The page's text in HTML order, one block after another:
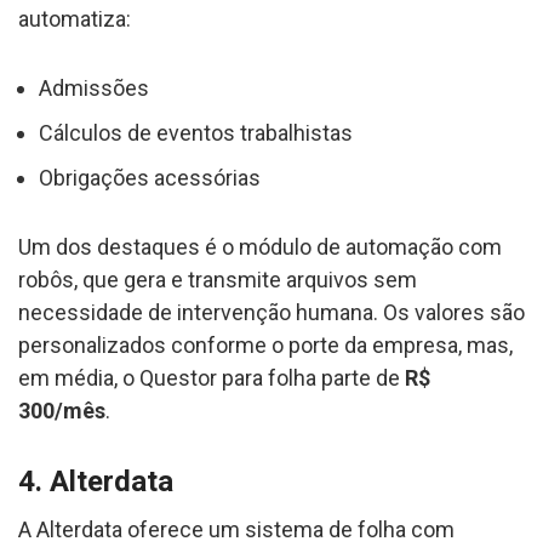
automatiza:
Admissões
Cálculos de eventos trabalhistas
Obrigações acessórias
Um dos destaques é o módulo de automação com
robôs, que gera e transmite arquivos sem
necessidade de intervenção humana. Os valores são
personalizados conforme o porte da empresa, mas,
em média, o Questor para folha parte de R$
300/mês.
4. Alterdata
A Alterdata oferece um sistema de folha com